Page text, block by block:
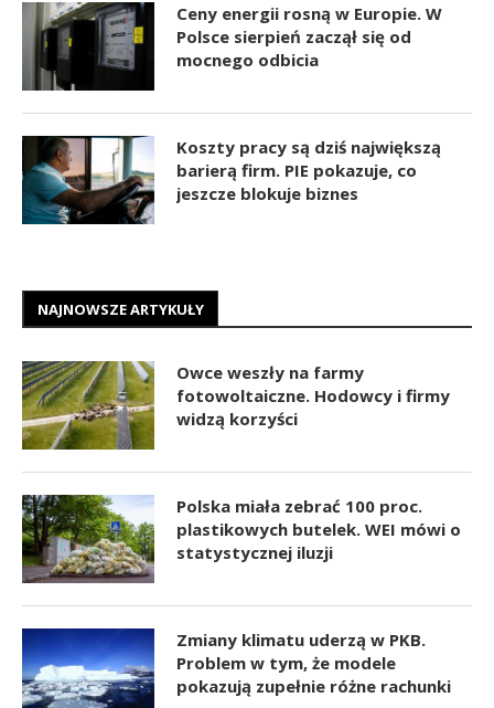
Ceny energii rosną w Europie. W
Polsce sierpień zaczął się od
mocnego odbicia
Koszty pracy są dziś największą
barierą firm. PIE pokazuje, co
jeszcze blokuje biznes
NAJNOWSZE ARTYKUŁY
Owce weszły na farmy
fotowoltaiczne. Hodowcy i firmy
widzą korzyści
Polska miała zebrać 100 proc.
plastikowych butelek. WEI mówi o
statystycznej iluzji
Zmiany klimatu uderzą w PKB.
Problem w tym, że modele
pokazują zupełnie różne rachunki